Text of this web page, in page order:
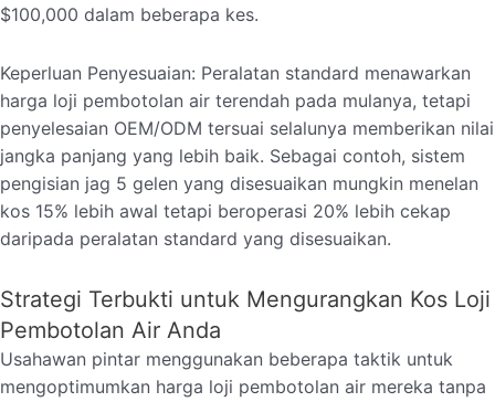
$100,000 dalam beberapa kes.
Keperluan Penyesuaian: Peralatan standard menawarkan
harga loji pembotolan air terendah pada mulanya, tetapi
penyelesaian OEM/ODM tersuai selalunya memberikan nilai
jangka panjang yang lebih baik. Sebagai contoh, sistem
pengisian jag 5 gelen yang disesuaikan mungkin menelan
kos 15% lebih awal tetapi beroperasi 20% lebih cekap
daripada peralatan standard yang disesuaikan.
Strategi Terbukti untuk Mengurangkan Kos Loji
Pembotolan Air Anda
Usahawan pintar menggunakan beberapa taktik untuk
mengoptimumkan harga loji pembotolan air mereka tanpa